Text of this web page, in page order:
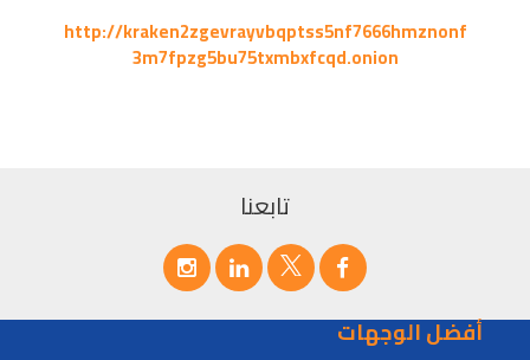
http://kraken2zgevrayvbqptss5nf7666hmznonf
3m7fpzg5bu75txmbxfcqd.onion
تابعنا
أفضل الوجهات